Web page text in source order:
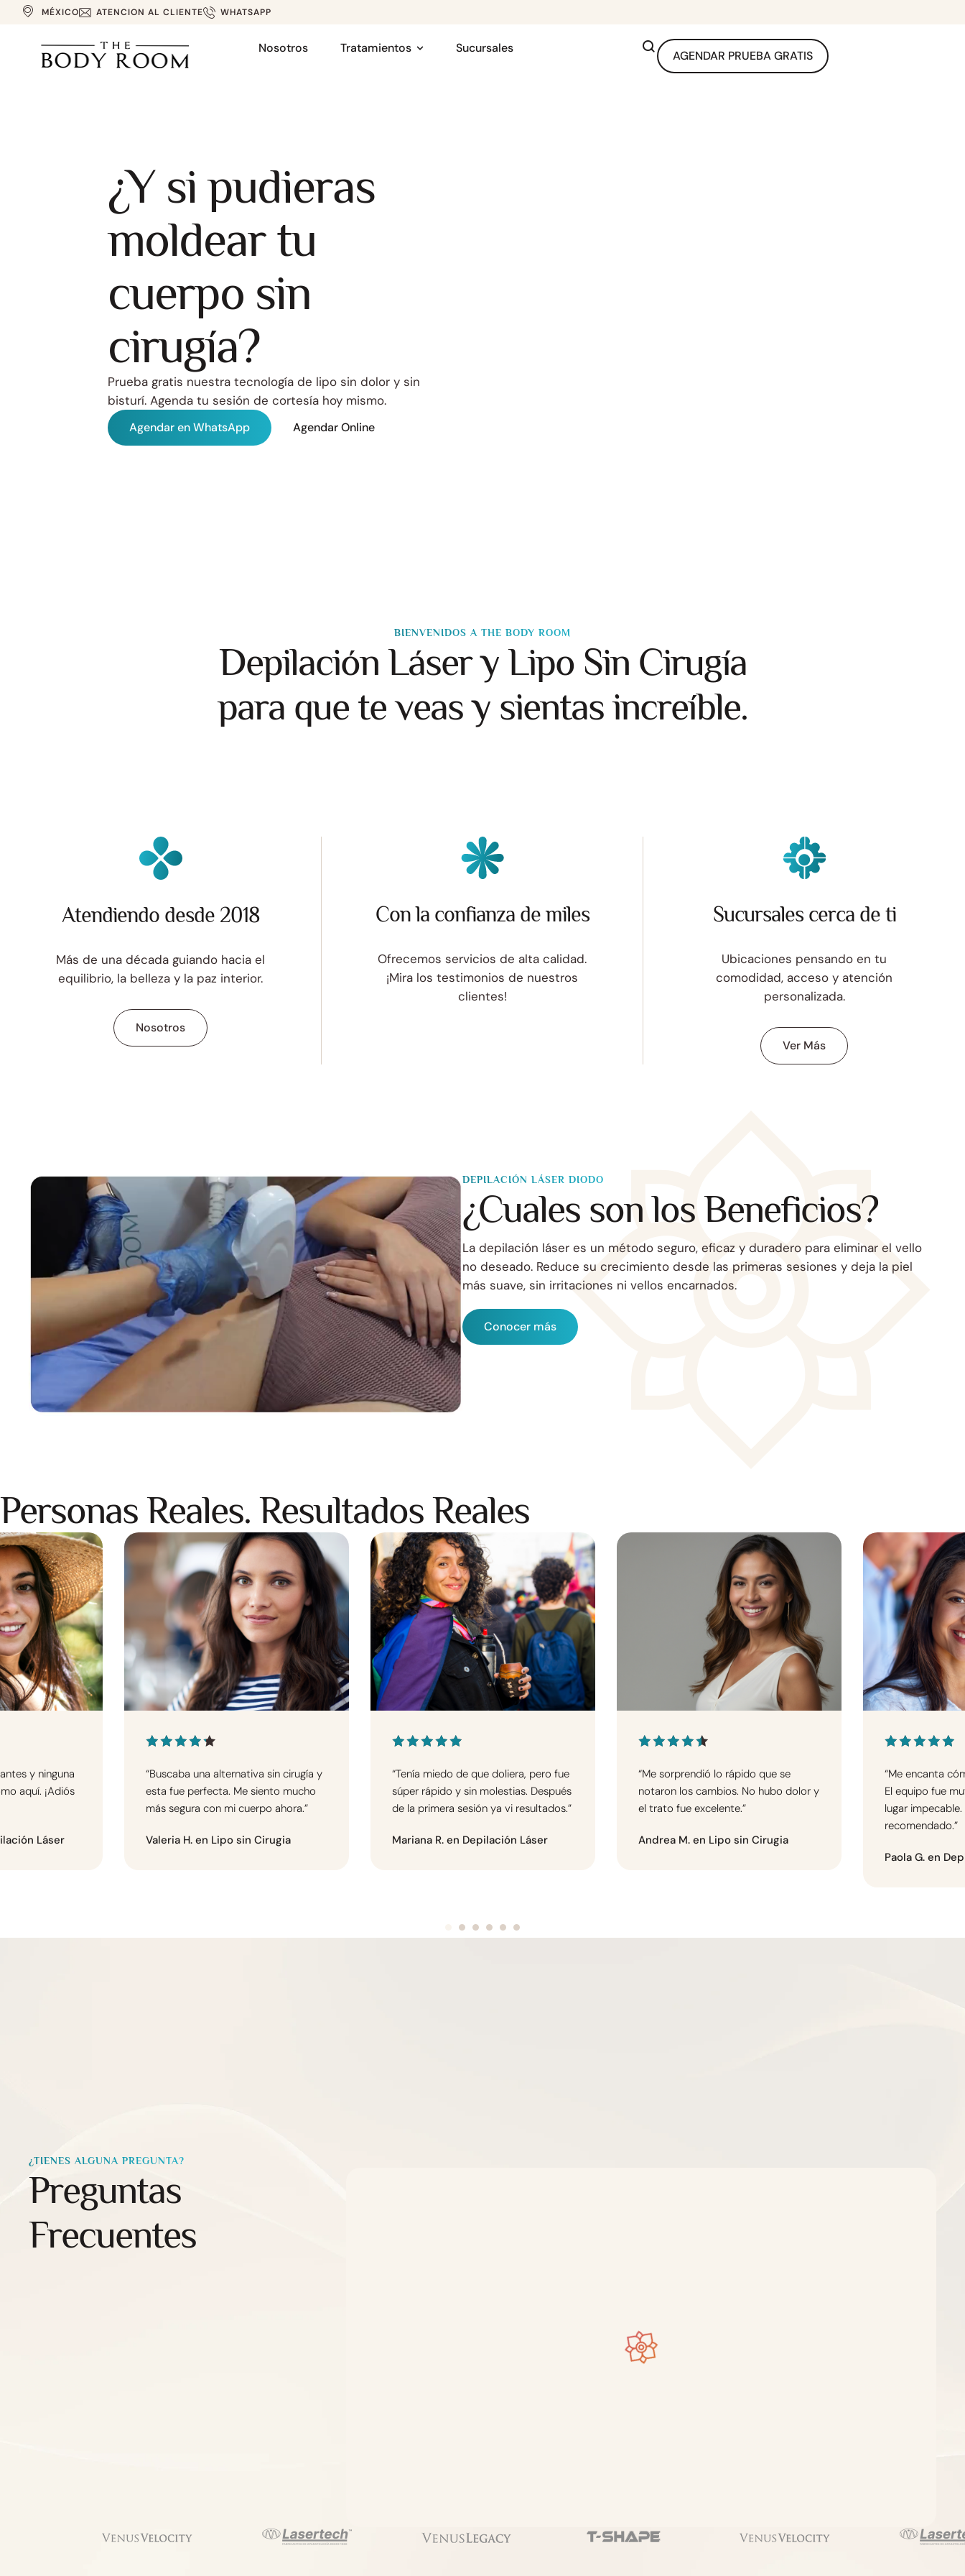
MÉXICO ATENCION AL CLIENTE WHATSAPP
Nosotros Tratamientos Sucursales
AGENDAR PRUEBA GRATIS
¿Y si pudieras
moldear tu
cuerpo sin
cirugía?
Prueba gratis nuestra tecnología de lipo sin dolor y sin
bisturí. Agenda tu sesión de cortesía hoy mismo.
Agendar en WhatsApp Agendar Online
BIENVENIDOS A THE BODY ROOM
Depilación Láser y Lipo Sin Cirugía
para que te veas y sientas increíble.
Atendiendo desde 2018
Más de una década guiando hacia el
equilibrio, la belleza y la paz interior.
Nosotros
Con la confianza de miles
Ofrecemos servicios de alta calidad.
¡Mira los testimonios de nuestros
clientes!
Sucursales cerca de ti
Ubicaciones pensando en tu
comodidad, acceso y atención
personalizada.
Ver Más
DEPILACIÓN LÁSER DIODO
¿Cuales son los Beneficios?
La depilación láser es un método seguro, eficaz y duradero para eliminar el vello
no deseado. Reduce su crecimiento desde las primeras sesiones y deja la piel
más suave, sin irritaciones ni vellos encarnados.
Conocer más
Personas Reales. Resultados Reales
y ninguna
aquí. ¡Adiós
Láser
“Buscaba una alternativa sin cirugía y
esta fue perfecta. Me siento mucho
más segura con mi cuerpo ahora.”
Valeria H. en Lipo sin Cirugia
“Tenía miedo de que doliera, pero fue
súper rápido y sin molestias. Después
de la primera sesión ya vi resultados.”
Mariana R. en Depilación Láser
“Me sorprendió lo rápido que se
notaron los cambios. No hubo dolor y
el trato fue excelente.”
Andrea M. en Lipo sin Cirugia
“Me encanta
El equipo fue
lugar
recomendado.”
Paola G. en
¿TIENES ALGUNA PREGUNTA?
Preguntas
Frecuentes